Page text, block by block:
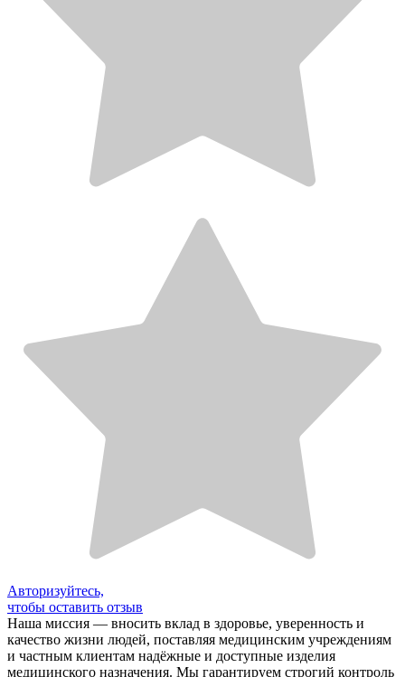
Авторизуйтесь,
чтобы оставить отзыв
Наша миссия — вносить вклад в здоровье, уверенность и
качество жизни людей, поставляя медицинским учреждениям
и частным клиентам надёжные и доступные изделия
медицинского назначения. Мы гарантируем строгий контроль